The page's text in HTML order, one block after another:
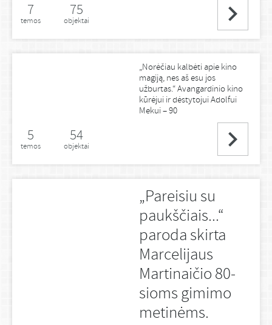
7
temos
75
objektai
„Norėčiau kalbėti apie kino
magiją, nes aš esu jos
užburtas.“ Avangardinio kino
kūrėjui ir dėstytojui Adolfui
Mekui – 90
5
temos
54
objektai
„Pareisiu su
paukščiais...“
paroda skirta
Marcelijaus
Martinaičio 80-
sioms gimimo
metinėms.